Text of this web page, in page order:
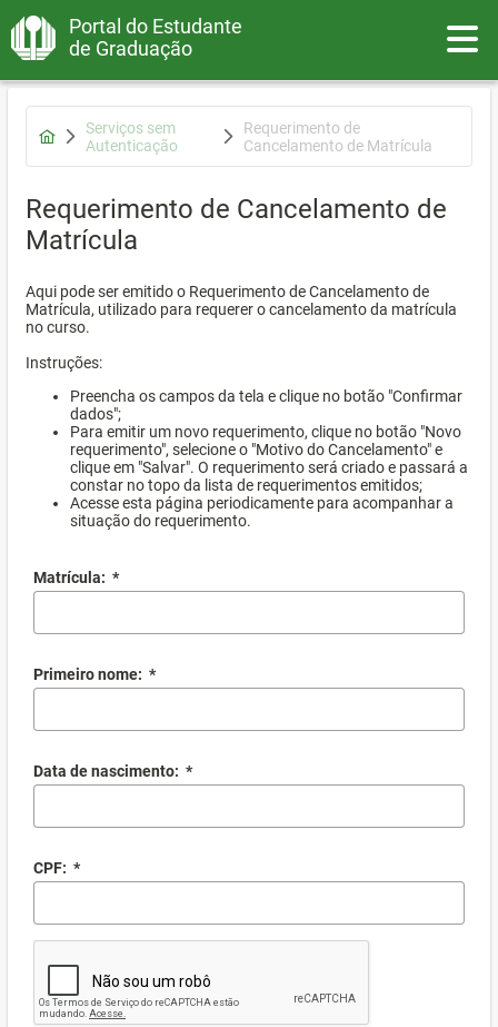
Portal do Estudante
de Graduação
Serviços sem
Autenticação
Requerimento de
Cancelamento de Matrícula
Requerimento de Cancelamento de
Matrícula
Aqui pode ser emitido o Requerimento de Cancelamento de
Matrícula, utilizado para requerer o cancelamento da matrícula
no curso.
Instruções:
Preencha os campos da tela e clique no botão "Confirmar
dados";
Para emitir um novo requerimento, clique no botão "Novo
requerimento", selecione o "Motivo do Cancelamento" e
clique em "Salvar". O requerimento será criado e passará a
constar no topo da lista de requerimentos emitidos;
Acesse esta página periodicamente para acompanhar a
situação do requerimento.
Matrícula: *
Primeiro nome: *
Data de nascimento: *
CPF: *